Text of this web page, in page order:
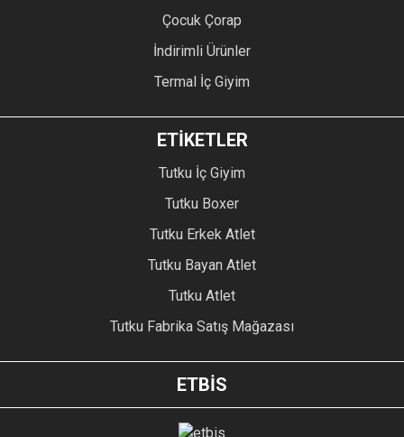
Çocuk Çorap
İndirimli Ürünler
Termal İç Giyim
ETİKETLER
Tutku İç Giyim
Tutku Boxer
Tutku Erkek Atlet
Tutku Bayan Atlet
Tutku Atlet
Tutku Fabrika Satış Mağazası
ETBİS